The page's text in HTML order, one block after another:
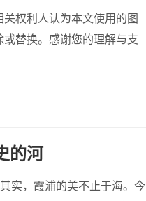
权利人认为本文使用的图
替换。感谢您的理解与支
的河
实，霞浦的美不止于海。今